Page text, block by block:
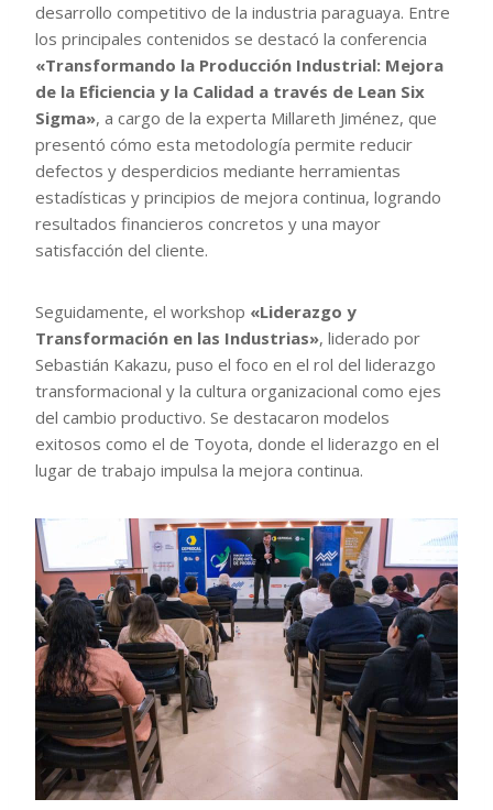
desarrollo competitivo de la industria paraguaya. Entre
los principales contenidos se destacó la conferencia
«Transformando la Producción Industrial: Mejora
de la Eficiencia y la Calidad a través de Lean Six
Sigma», a cargo de la experta Millareth Jiménez, que
presentó cómo esta metodología permite reducir
defectos y desperdicios mediante herramientas
estadísticas y principios de mejora continua, logrando
resultados financieros concretos y una mayor
satisfacción del cliente.
Seguidamente, el workshop «Liderazgo y
Transformación en las Industrias», liderado por
Sebastián Kakazu, puso el foco en el rol del liderazgo
transformacional y la cultura organizacional como ejes
del cambio productivo. Se destacaron modelos
exitosos como el de Toyota, donde el liderazgo en el
lugar de trabajo impulsa la mejora continua.